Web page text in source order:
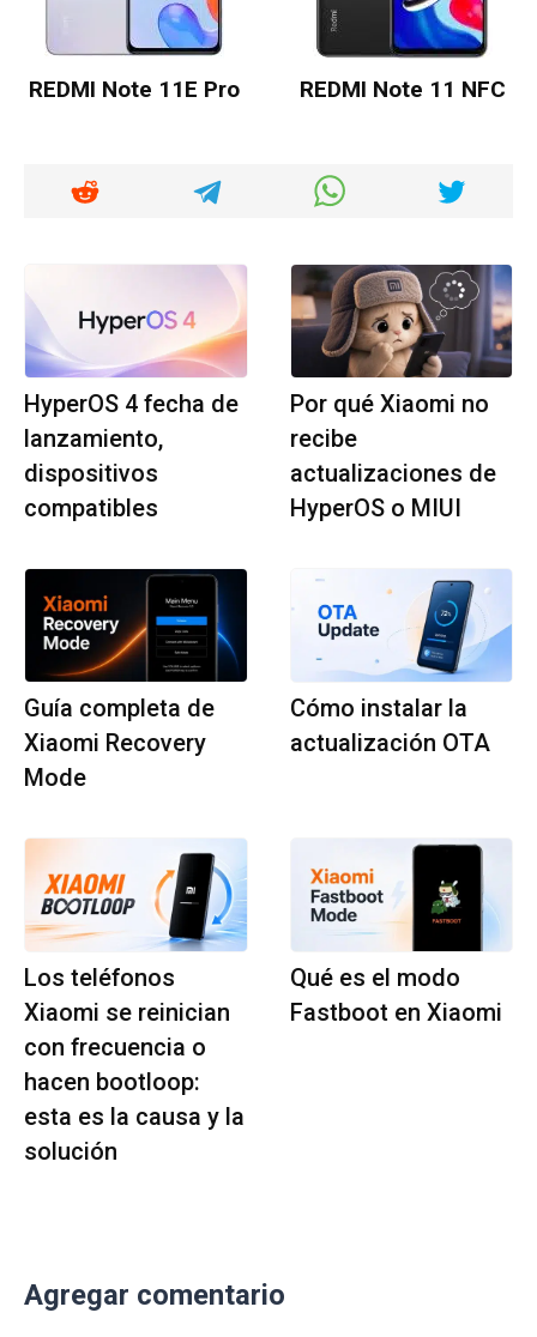
REDMI Note 11E Pro REDMI Note 11 NFC
HyperOS 4 fecha de
lanzamiento,
dispositivos
compatibles
Por qué Xiaomi no
recibe
actualizaciones de
HyperOS o MIUI
Guía completa de
Xiaomi Recovery
Mode
Cómo instalar la
actualización OTA
Los teléfonos
Xiaomi se reinician
con frecuencia o
hacen bootloop:
esta es la causa y la
solución
Qué es el modo
Fastboot en Xiaomi
Agregar comentario